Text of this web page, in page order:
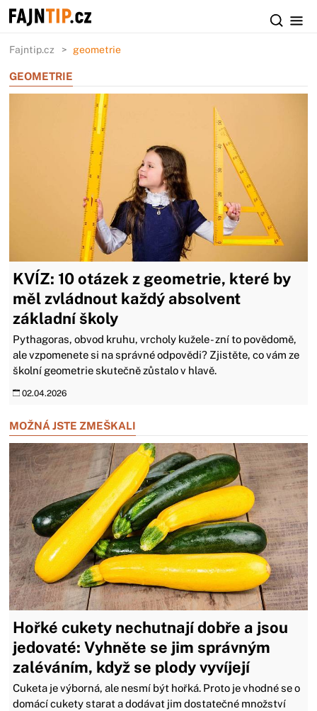
Fajntip.cz geometrie
GEOMETRIE
KVÍZ: 10 otázek z geometrie, které by
měl zvládnout každý absolvent
základní školy
Pythagoras, obvod kruhu, vrcholy kužele - zní to povědomě,
ale vzpomenete si na správné odpovědi? Zjistěte, co vám ze
školní geometrie skutečně zůstalo v hlavě.
02.04.2026
MOŽNÁ JSTE ZMEŠKALI
Hořké cukety nechutnají dobře a jsou
jedovaté: Vyhněte se jim správným
zaléváním, když se plody vyvíjejí
Cuketa je výborná, ale nesmí být hořká. Proto je vhodné se o
domácí cukety starat a dodávat jim dostatečné množství